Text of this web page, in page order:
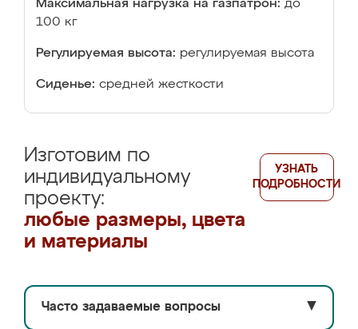
Максимальная нагрузка на газпатрон: до
100 кг
Регулируемая высота: регулируемая высота
Сиденье: средней жесткости
Изготовим по
индивидуальному
проекту:
любые размеры, цвета
и материалы
УЗНАТЬ
ПОДРОБНОСТИ
Часто задаваемые вопросы ▼